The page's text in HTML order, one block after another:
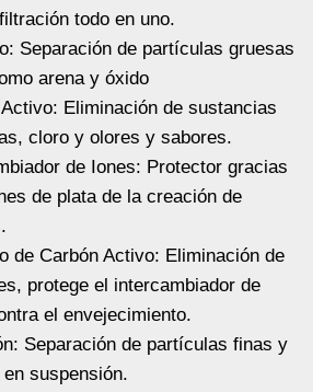
todo en uno.
Separación de partículas gruesas
arena y óxido
Eliminación de sustancias
cloro y olores y sabores.
de Iones: Protector gracias
de plata de la creación de
de Carbón Activo: Eliminación de
protege el intercambiador de
el envejecimiento.
Separación de partículas finas y
suspensión.